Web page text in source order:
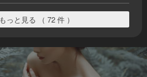
もっと見る （ 72 件 ）